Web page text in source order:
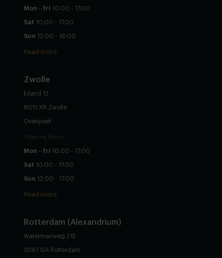
Mon - fri 10:00 - 17:00
Sat 10:00 - 17:00
Sun 12:00 - 16:00
Read more
Zwolle
Eiland 12
8011 XR Zwolle
Overijssel
Opening hours
Mon - fri 10:00 - 17:00
Sat 10:00 - 17:00
Sun 12:00 - 17:00
Read more
Rotterdam (Alexandrium)
Watermanweg 215
3067 GA Rotterdam